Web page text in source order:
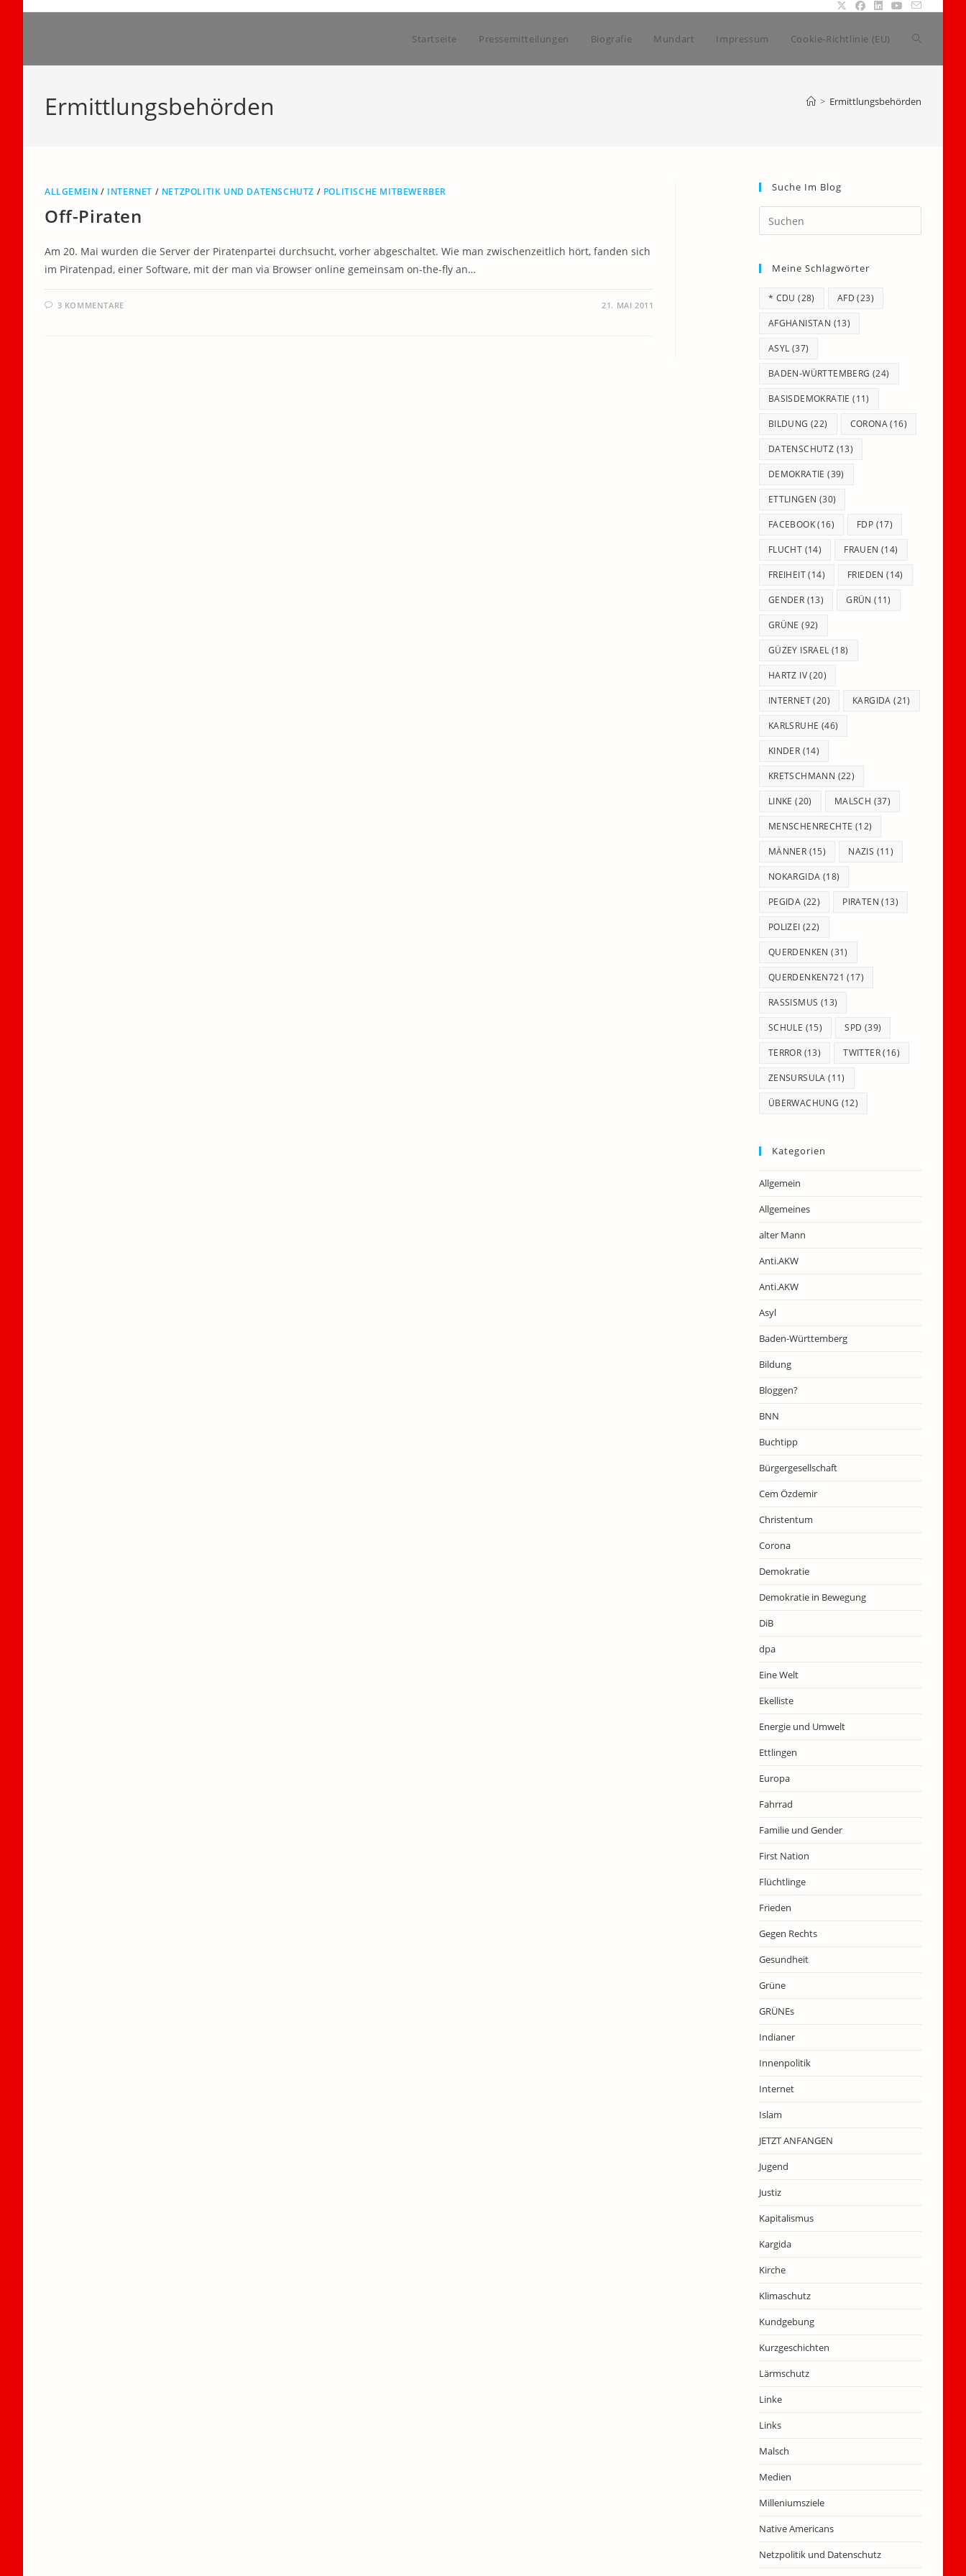
Startseite Pressemitteilungen Biografie Mundart Impressum Cookie-Richtlinie (EU) Website-
Ermittlungsbehörden > Ermittlungsbehörden
ALLGEMEIN / INTERNET / NETZPOLITIK UND DATENSCHUTZ / POLITISCHE MITBEWERBER
Off-Piraten
Am 20. Mai wurden die Server der Piratenpartei durchsucht, vorher abgeschaltet. Wie man zwischenzeitlich hört, fanden sich
im Piratenpad, einer Software, mit der man via Browser online gemeinsam on-the-fly an…
3 KOMMENTARE 21. MAI 2011
Suche Im Blog
Escape
Meine Schlagwörter
* CDU (28) AFD (23)
AFGHANISTAN (13)
ASYL (37)
BADEN-WÜRTTEMBERG (24)
BASISDEMOKRATIE (11)
BILDUNG (22) CORONA(16)
DATENSCHUTZ (13)
DEMOKRATIE (39)
ETTLINGEN (30)
FACEBOOK(16) FDP (17)
FLUCHT (14) FRAUEN (14)
FREIHEIT(14) FRIEDEN (14)
GENDER (13) GRÜN (11)
GRÜNE (92)
GÜZEY ISRAEL (18)
HARTZ IV(20)
INTERNET(20) KARGIDA (21)
KARLSRUHE (46)
KINDER (14)
KRETSCHMANN (22)
LINKE (20) MALSCH (37)
MENSCHENRECHTE (12)
MÄNNER (15) NAZIS (11)
NOKARGIDA (18)
PEGIDA (22) PIRATEN (13)
POLIZEI (22)
QUERDENKEN (31)
QUERDENKEN721 (17)
RASSISMUS (13)
SCHULE (15) SPD (39)
TERROR (13) TWITTER(16)
ZENSURSULA (11)
ÜBERWACHUNG (12)
Kategorien
Allgemein
Allgemeines
alter Mann
Anti.AKW
Anti.AKW
Asyl
Baden-Württemberg
Bildung
Bloggen?
BNN
Buchtipp
Bürgergesellschaft
Cem Özdemir
Christentum
Corona
Demokratie
Demokratie in Bewegung
DiB
dpa
Eine Welt
Ekelliste
Energie und Umwelt
Ettlingen
Europa
Fahrrad
Familie und Gender
First Nation
Flüchtlinge
Frieden
Gegen Rechts
Gesundheit
Grüne
GRÜNEs
Indianer
Innenpolitik
Internet
Islam
JETZT ANFANGEN
Jugend
Justiz
Kapitalismus
Kargida
Kirche
Klimaschutz
Kundgebung
Kurzgeschichten
Lärmschutz
Linke
Links
Malsch
Medien
Milleniumsziele
Native Americans
Netzpolitik und Datenschutz